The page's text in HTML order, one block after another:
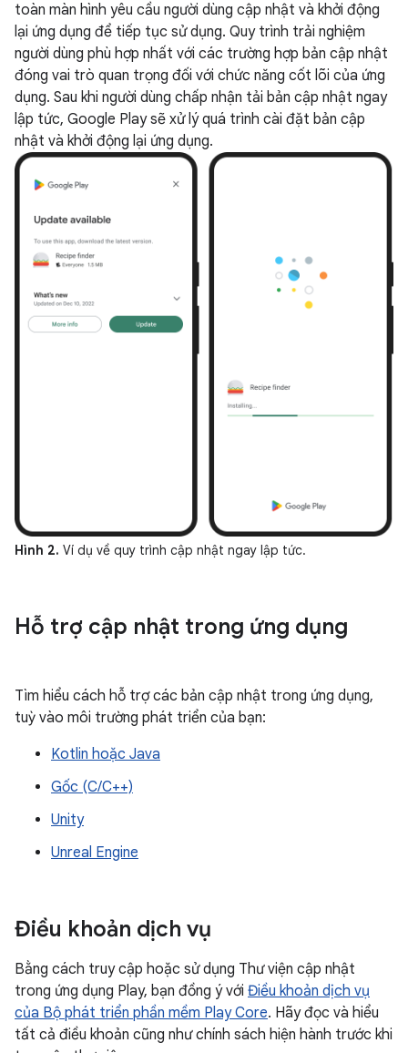
toàn màn hình yêu cầu người dùng cập nhật và khởi động
lại ứng dụng để tiếp tục sử dụng. Quy trình trải nghiệm
người dùng phù hợp nhất với các trường hợp bản cập nhật
đóng vai trò quan trọng đối với chức năng cốt lõi của ứng
dụng. Sau khi người dùng chấp nhận tải bản cập nhật ngay
lập tức, Google Play sẽ xử lý quá trình cài đặt bản cập
nhật và khởi động lại ứng dụng.
Hình 2. Ví dụ về quy trình cập nhật ngay lập tức.
Hỗ trợ cập nhật trong ứng dụng
Tìm hiểu cách hỗ trợ các bản cập nhật trong ứng dụng,
tuỳ vào môi trường phát triển của bạn:
Kotlin hoặc Java
Gốc (C/C++)
Unity
Unreal Engine
Điều khoản dịch vụ
Bằng cách truy cập hoặc sử dụng Thư viện cập nhật
trong ứng dụng Play, bạn đồng ý với Điều khoản dịch vụ
của Bộ phát triển phần mềm Play Core. Hãy đọc và hiểu
tất cả điều khoản cũng như chính sách hiện hành trước khi